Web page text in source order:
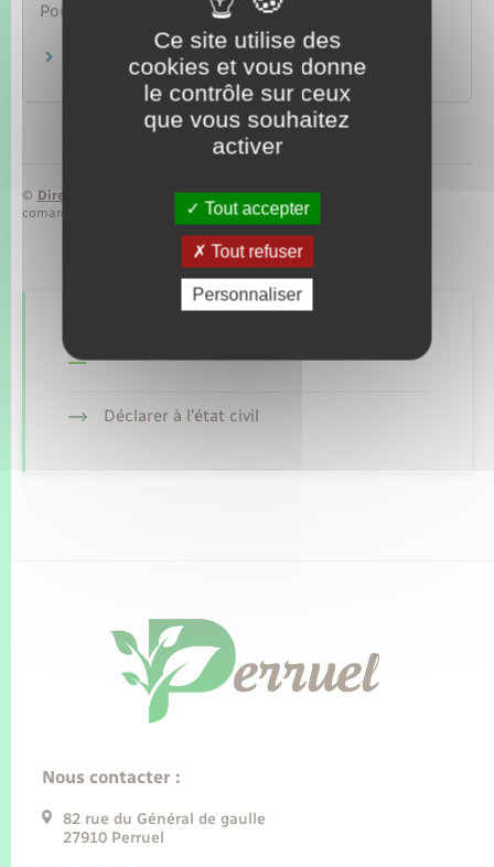
Pour en savoir plus
Pays de l'Union européenne
Commission européenne
© Direction de l’information légale et administrative
comarquage developpé parbaseo.io
Déclarer à l’état civil
Nous contacter :
82 rue du Général de gaulle
27910 Perruel
Ce site utilise des
cookies et vous donne
le contrôle sur ceux
que vous souhaitez
activer
Tout accepter
Tout refuser
Personnaliser